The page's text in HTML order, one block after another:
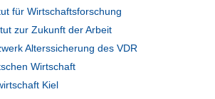
für Wirtschaftsforschung
zur Zukunft der Arbeit
Alterssicherung des VDR
Wirtschaft
Kiel